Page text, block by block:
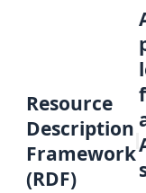
Resource
Description
Framework
(RDF)